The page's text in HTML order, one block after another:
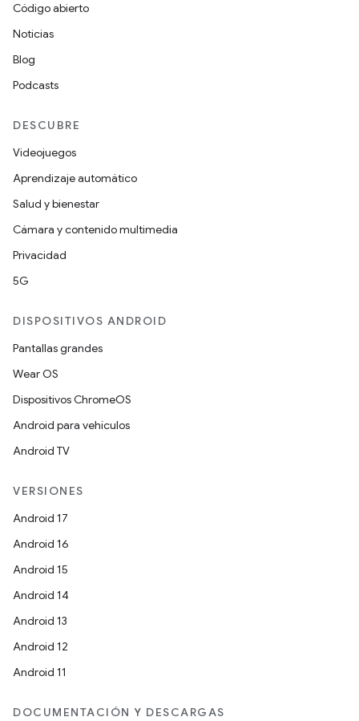
Código abierto
Noticias
Blog
Podcasts
DESCUBRE
Videojuegos
Aprendizaje automático
Salud y bienestar
Cámara y contenido multimedia
Privacidad
5G
DISPOSITIVOS ANDROID
Pantallas grandes
Wear OS
Dispositivos ChromeOS
Android para vehículos
Android TV
VERSIONES
Android 17
Android 16
Android 15
Android 14
Android 13
Android 12
Android 11
DOCUMENTACIÓN Y DESCARGAS